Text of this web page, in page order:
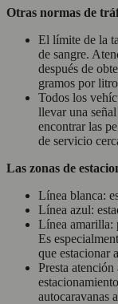
Otras normas de
El límite de la
de sangre.
después de
gramos por
Todos los
llevar una
encontrar las
de servicio
Las zonas de
Línea blanca:
Línea azul:
Línea amarilla:
Es
que estacionar
Presta
autocaravanas